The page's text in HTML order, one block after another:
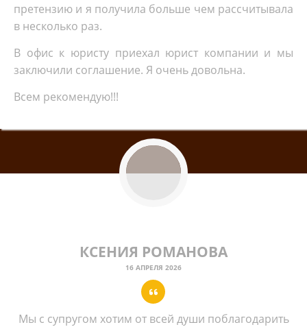
претензию и я получила больше чем рассчитывала
в несколько раз.
В офис к юристу приехал юрист компании и мы
заключили соглашение. Я очень довольна.
Всем рекомендую!!!
КСЕНИЯ РОМАНОВА
16 АПРЕЛЯ 2026
Мы с супругом хотим от всей души поблагодарить